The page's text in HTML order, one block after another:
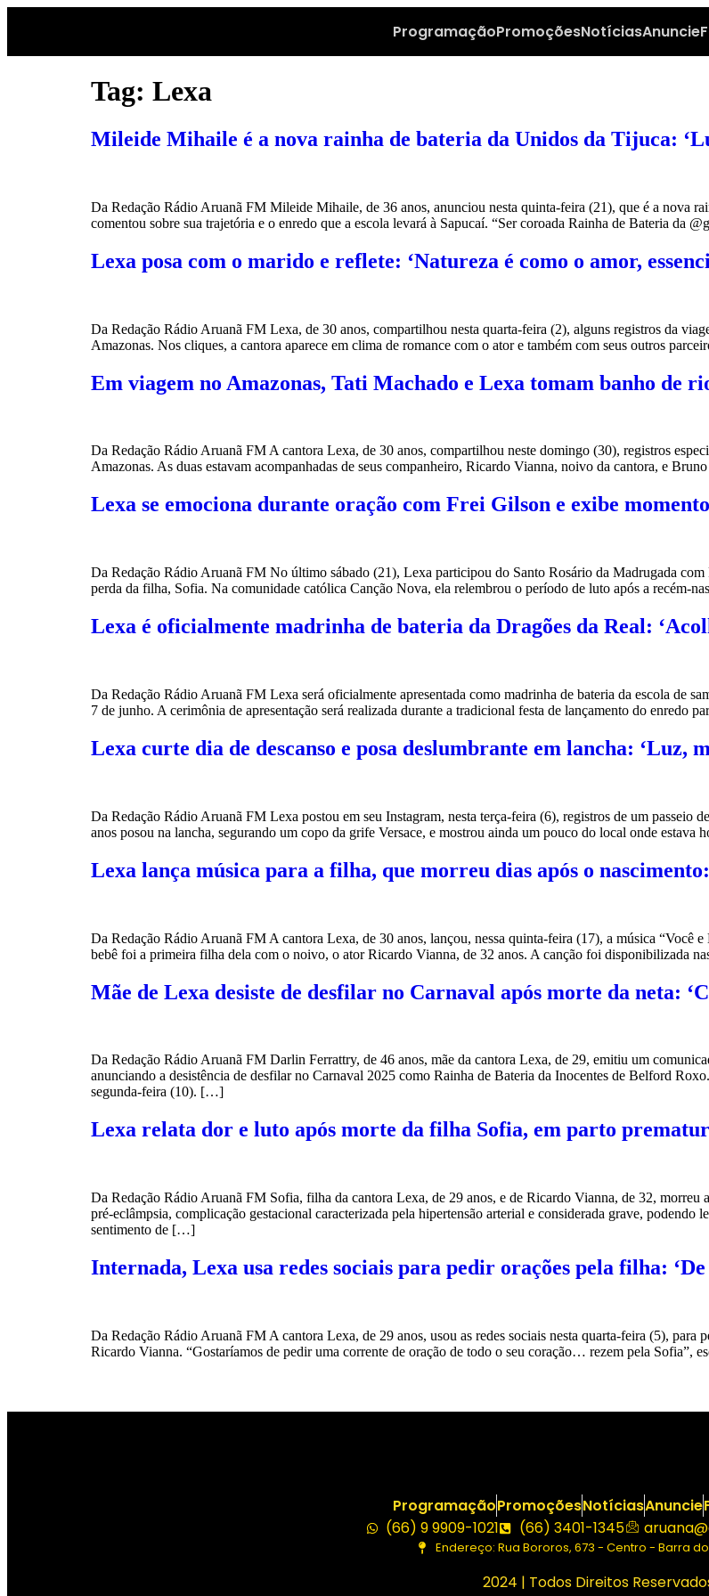
ProgramaçãoPromoçõesNotíciasAnuncie
Tag: Lexa
Mileide Mihaile é a nova rainha de bateria da Unidos da Tijuca:
Da Redação Rádio Aruanã FM Mileide Mihaile, de 36 anos, anunciou nesta quinta-feira (21), que é a nova
comentou sobre sua trajetória e o enredo que a escola levará à Sapucaí. “Ser coroada Rainha de Bateria da
Lexa posa com o marido e reflete: ‘Natureza é como o amor,
Da Redação Rádio Aruanã FM Lexa, de 30 anos, compartilhou nesta quarta-feira (2), alguns registros da
Amazonas. Nos cliques, a cantora aparece em clima de romance com o ator e também com seus outros
Em viagem no Amazonas, Tati Machado e Lexa tomam banho de
Da Redação Rádio Aruanã FM A cantora Lexa, de 30 anos, compartilhou neste domingo (30), registros
Amazonas. As duas estavam acompanhadas de seus companheiro, Ricardo Vianna, noivo da cantora, e
Lexa se emociona durante oração com Frei Gilson e exibe
Da Redação Rádio Aruanã FM No último sábado (21), Lexa participou do Santo Rosário da Madrugada
perda da filha, Sofia. Na comunidade católica Canção Nova, ela relembrou o período de luto após a recém-
Lexa é oficialmente madrinha de bateria da Dragões da Real:
Da Redação Rádio Aruanã FM Lexa será oficialmente apresentada como madrinha de bateria da escola de
7 de junho. A cerimônia de apresentação será realizada durante a tradicional festa de lançamento do enredo
Lexa curte dia de descanso e posa deslumbrante em lancha: ‘Luz,
Da Redação Rádio Aruanã FM Lexa postou em seu Instagram, nesta terça-feira (6), registros de um
anos posou na lancha, segurando um copo da grife Versace, e mostrou ainda um pouco do local onde estava
Lexa lança música para a filha, que morreu dias após o
Da Redação Rádio Aruanã FM A cantora Lexa, de 30 anos, lançou, nessa quinta-feira (17), a música “Você
bebê foi a primeira filha dela com o noivo, o ator Ricardo Vianna, de 32 anos. A canção foi disponibilizada
Mãe de Lexa desiste de desfilar no Carnaval após morte da neta:
Da Redação Rádio Aruanã FM Darlin Ferrattry, de 46 anos, mãe da cantora Lexa, de 29, emitiu um
anunciando a desistência de desfilar no Carnaval 2025 como Rainha de Bateria da Inocentes de Belford
segunda-feira (10). […]
Lexa relata dor e luto após morte da filha Sofia, em parto
Da Redação Rádio Aruanã FM Sofia, filha da cantora Lexa, de 29 anos, e de Ricardo Vianna, de 32, morreu
pré-eclâmpsia, complicação gestacional caracterizada pela hipertensão arterial e considerada grave, podendo
sentimento de […]
Internada, Lexa usa redes sociais para pedir orações pela filha: ‘De
Da Redação Rádio Aruanã FM A cantora Lexa, de 29 anos, usou as redes sociais nesta quarta-feira (5),
Ricardo Vianna. “Gostaríamos de pedir uma corrente de oração de todo o seu coração… rezem pela Sofia”,
ProgramaçãoPromoçõesNotíciasAnuncie
(66) 9 9909-1021
(66) 3401-1345
Endereço: Rua Bororos, 673 - Centro - Barra
2024 | Todos Direitos